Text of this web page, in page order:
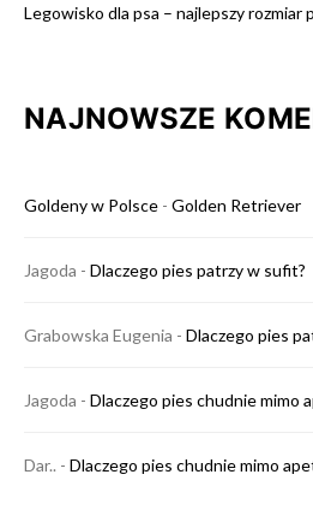
Legowisko dla psa – najlepszy
NAJNOWSZE
Goldeny w Polsce - Golden Retriever
Jagoda - Dlaczego pies patrzy w sufit?
Grabowska Eugenia - Dlaczego pies
Jagoda - Dlaczego pies chudnie mimo
Dar.. - Dlaczego pies chudnie mimo